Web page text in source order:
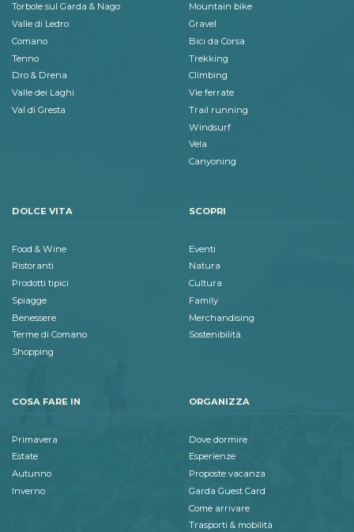
Torbole sul Garda & Nago
Valle di Ledro
Comano
Tenno
Dro & Drena
Valle dei Laghi
Val di Gresta
Mountain bike
Gravel
Bici da Corsa
Trekking
Climbing
Vie ferrate
Trail running
Windsurf
Vela
Canyoning
DOLCE VITA
Food & Wine
Ristoranti
Prodotti tipici
Spiagge
Benessere
Terme di Comano
Shopping
SCOPRI
Eventi
Natura
Cultura
Family
Merchandising
Sostenibilità
COSA FARE IN
Primavera
Estate
Autunno
Inverno
ORGANIZZA
Dove dormire
Esperienze
Proposte vacanza
Garda Guest Card
Come arrivare
Trasporti & mobilità